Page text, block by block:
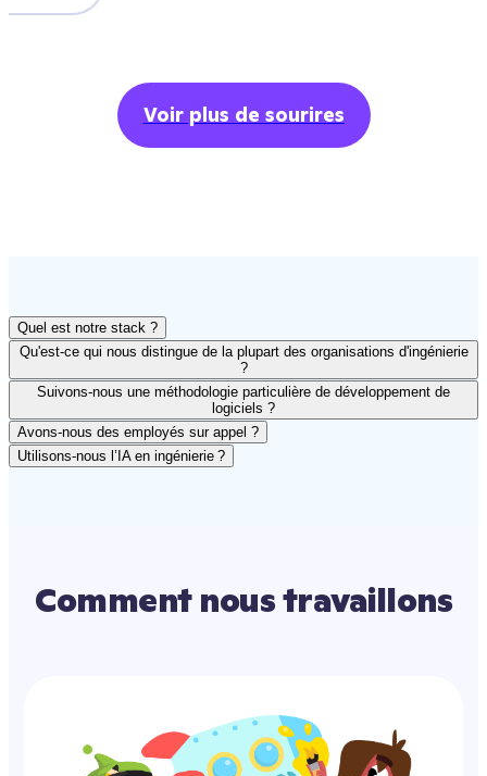
Voir plus de sourires
Quel est notre stack ?
Qu'est-ce qui nous distingue de la plupart des organisations d'ingénierie
?
Suivons-nous une méthodologie particulière de développement de
logiciels ?
Avons-nous des employés sur appel ?
Utilisons-nous l’IA en ingénierie ?
Comment nous travaillons